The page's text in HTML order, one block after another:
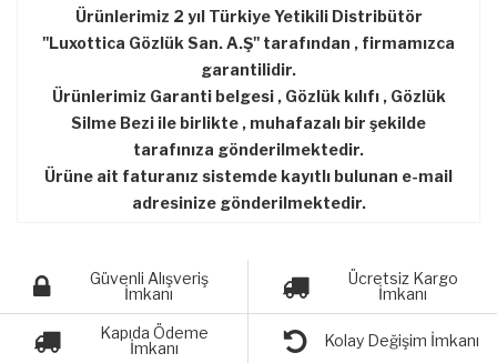
Ürünlerimiz 2 yıl Türkiye Yetikili Distribütör
''Luxottica Gözlük San. A.Ş'' tarafından , firmamızca
garantilidir.
Ürünlerimiz Garanti belgesi , Gözlük kılıfı , Gözlük
Silme Bezi ile birlikte , muhafazalı bir şekilde
tarafınıza gönderilmektedir.
Ürüne ait faturanız sistemde kayıtlı bulunan e-mail
adresinize gönderilmektedir.
Güvenli Alışveriş
İmkanı
Ücretsiz Kargo
İmkanı
Kapıda Ödeme
İmkanı
Kolay Değişim İmkanı